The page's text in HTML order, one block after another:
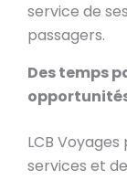
service de
passagers.
Des temps
LCB
services et